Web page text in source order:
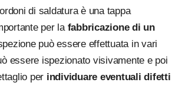
di saldatura è una tappa
per la fabbricazione di un
può essere effettuata in vari
essere ispezionato visivamente e poi
per individuare eventuali difetti